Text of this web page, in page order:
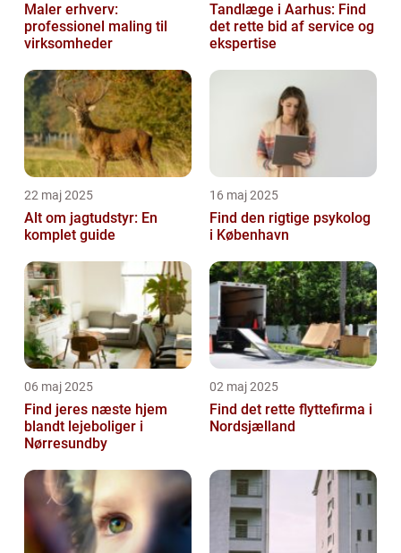
Maler erhverv:
professionel maling til
virksomheder
Tandlæge i Aarhus: Find
det rette bid af service og
ekspertise
22 maj 2025
Alt om jagtudstyr: En
komplet guide
16 maj 2025
Find den rigtige psykolog
i København
06 maj 2025
Find jeres næste hjem
blandt lejeboliger i
Nørresundby
02 maj 2025
Find det rette flyttefirma i
Nordsjælland